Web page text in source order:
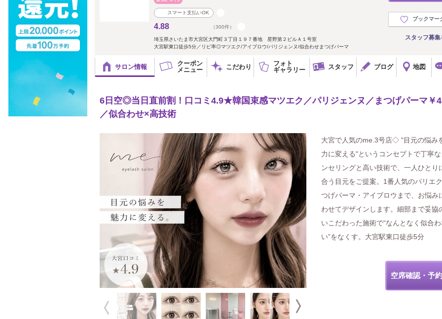
ブックマー
スタッフ募集
スマート支払いOK
4.88 （300件）
埼玉県さいたま市大宮区大門町３丁目１９７番地 星野第２ビルＡ１号室
大宮駅東口徒歩5分／リピ率◎マツエク/アイブロウ/パリジェンヌ/似合わせまつげパーマ
サロン情報
クーポン
メニュー
こだわり
フォト
ギャラリー
スタッフ ブログ 地図
6日空◎当日直前割！口コミ4.9★韓国束感マツエク／パリジェンヌ／まつげパーマ￥
／似合わせ×高技術
大宮で人気のme.3号店◇ "目元の悩み
力に変える"というコンセプトで丁寧な
ンセリングと高い技術で、一人ひとり
合う目元をご提案。1番人気のパリエ
つげパーマ・アイブロウまで、お悩み
わせてデザインします。細部まで妥協
いこだわった施術で“なんとなく似合わ
い”をなくす。大宮駅東口徒歩5分
空席確認・予